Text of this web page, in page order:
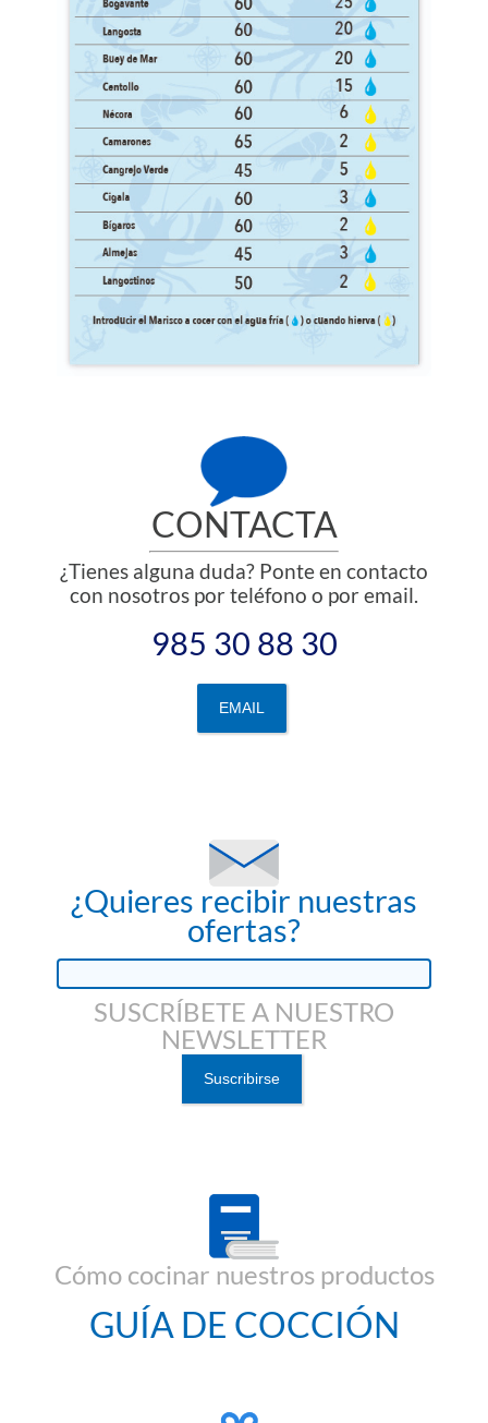
CONTACTA
¿Tienes alguna duda? Ponte en contacto
con nosotros por teléfono o por email.
985 30 88 30
EMAIL
¿Quieres recibir nuestras
ofertas?
SUSCRÍBETE A NUESTRO
NEWSLETTER
Cómo cocinar nuestros productos
GUÍA DE COCCIÓN